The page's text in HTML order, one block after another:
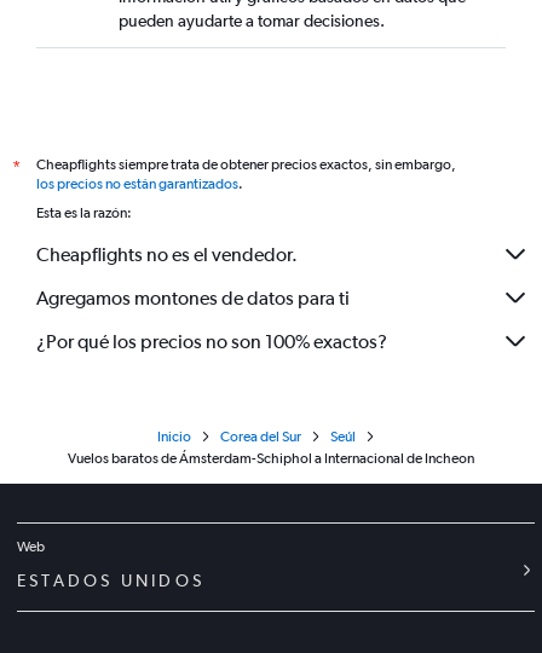
pueden ayudarte a tomar decisiones.
*
Cheapflights siempre trata de obtener precios exactos, sin embargo,
los precios no están garantizados.
Esta es la razón:
Cheapflights no es el vendedor.
Agregamos montones de datos para ti
¿Por qué los precios no son 100% exactos?
Inicio Corea del Sur
Seúl
Vuelos baratos de Ámsterdam-Schiphol a Internacional de Incheon
Web
ESTADOS UNIDOS